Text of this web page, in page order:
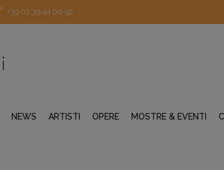
+39 02 39 44 00 92
NEWS ARTISTI OPERE MOSTRE & EVENTI